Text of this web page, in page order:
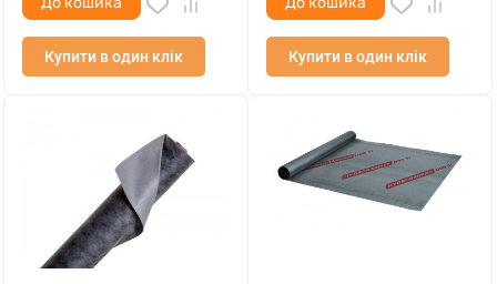
Купити в один клік Купити в один клік